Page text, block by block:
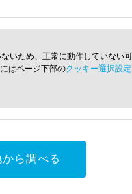
いため、正常に動作していない可
はページ下部のクッキー選択設定
ら調べる